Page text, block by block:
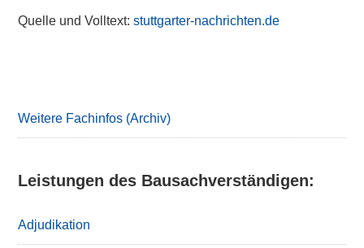
Quelle und Volltext:stuttgarter-nachrichten.de
Weitere Fachinfos (Archiv)
Leistungen des Bausachverständigen:
Adjudikation